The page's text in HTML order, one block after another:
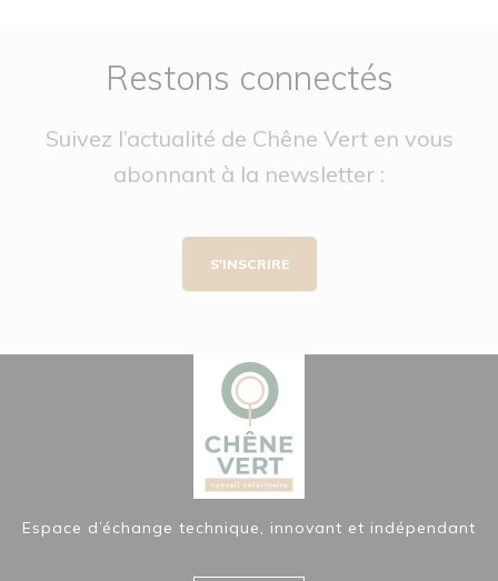
Restons connectés
Suivez l’actualité de Chêne Vert en vous
abonnant à la newsletter :
S'INSCRIRE
Espace d’échange technique, innovant et indépendant